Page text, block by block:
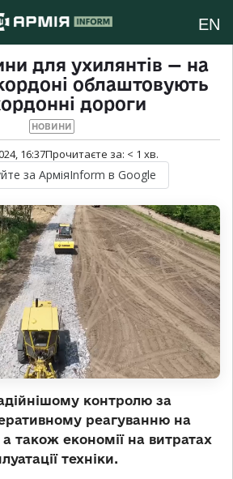
EN
для ухилянтів — на
облаштовують
дороги
НОВИНИ
16:37Прочитаєте за: < 1 хв.
за АрміяInform в Google
контролю за
реагуванню на
а також економії на витратах
техніки.